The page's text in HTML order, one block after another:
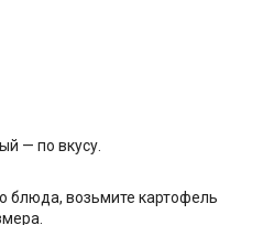
— по вкусу.
блюда, возьмите картофель